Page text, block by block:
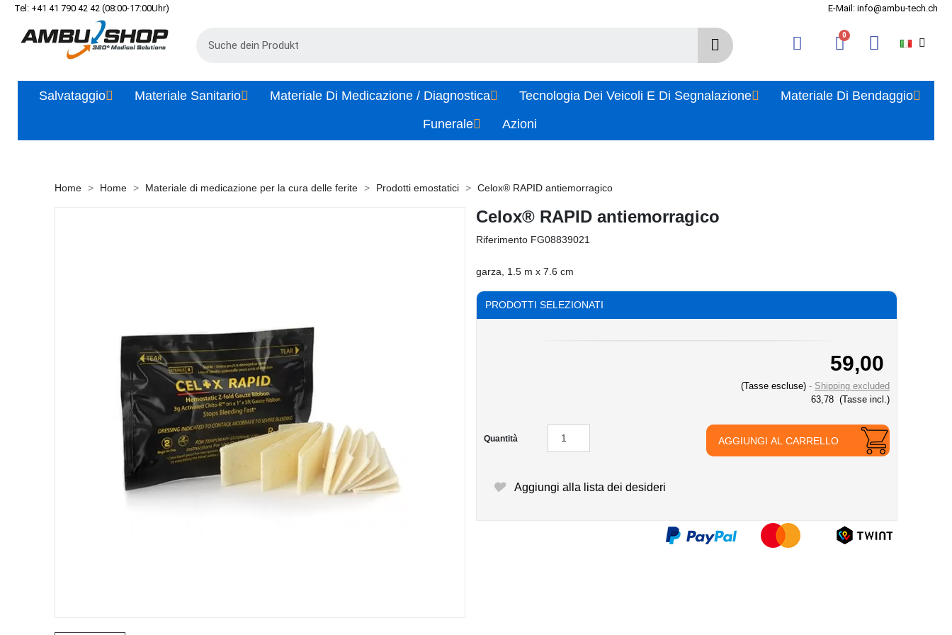
Tel: +41 41 790 42 42 (08:00-17:00Uhr) E-Mail: info@ambu-tech.ch
Salvataggio Materiale Sanitario Materiale Di Medicazione / Diagnostica Tecnologia Dei Veicoli E Di Segnalazione
Materiale Di Bendaggio
Funerale
Azioni
Home Home Materiale di medicazione per la cura delle ferite Prodotti emostatici Celox® RAPID antiemorragico
Celox® RAPID antiemorragico
Riferimento FG08839021
garza, 1.5 m x 7.6 cm
PRODOTTI SELEZIONATI
59,00
(Tasse escluse)
Shipping excluded
63,78 (Tasse incl.)
Quantità AGGIUNGI AL CARRELLO
Aggiungi alla lista dei desideri